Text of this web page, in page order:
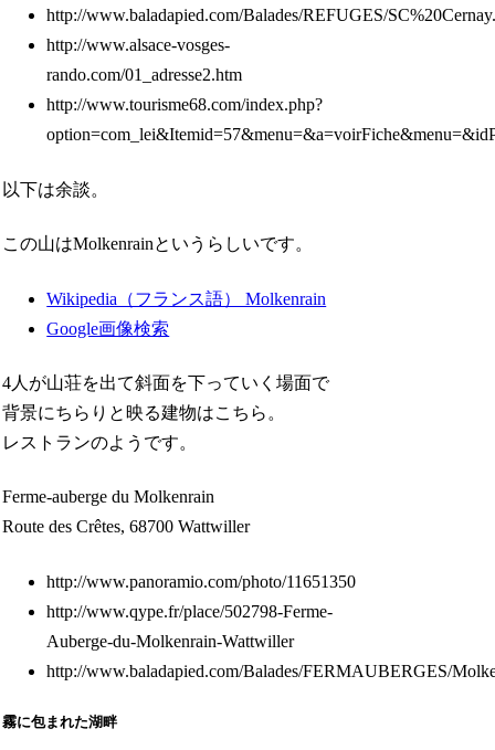
http://www.baladapied.com/Balades/REFUGES/
http://www.alsace-vosges-
rando.com/01_adresse2.htm
http://www.tourisme68.com/index.php?
以下は余談。
この山はMolkenrainというらしいです。
Wikipedia（フランス語） Molkenrain
Google画像検索
4人が山荘を出て斜面を下っていく場面で
背景にちらりと映る建物はこちら。
レストランのようです。
Ferme-auberge du Molkenrain
Route des Crêtes, 68700 Wattwiller
http://www.panoramio.com/photo/11651350
http://www.qype.fr/place/502798-Ferme-
Auberge-du-Molkenrain-Wattwiller
http://www.baladapied.com/Balades/FERMAUBERGES/
霧に包まれた湖畔